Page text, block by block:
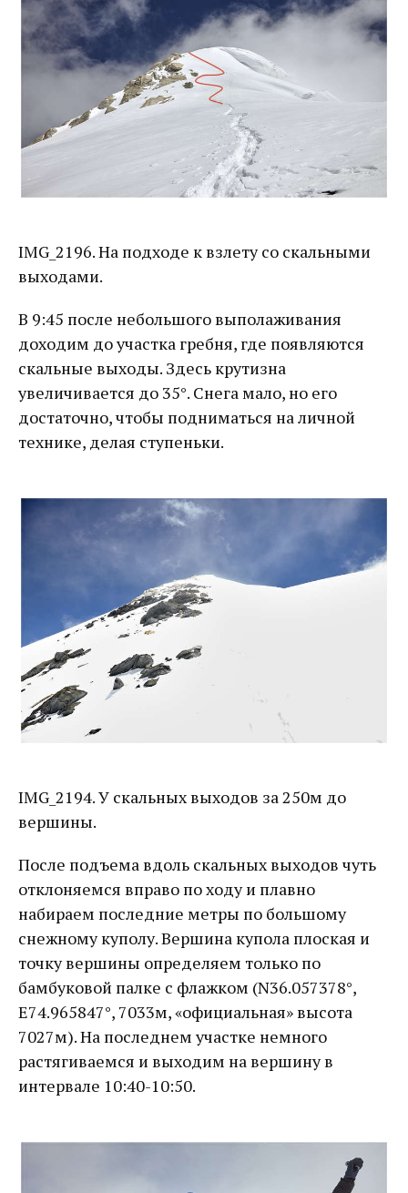
IMG_2196. На подходе к взлету со скальными
выходами.
В 9:45 после небольшого выполаживания
доходим до участка гребня, где появляются
скальные выходы. Здесь крутизна
увеличивается до 35°. Снега мало, но его
достаточно, чтобы подниматься на личной
технике, делая ступеньки.
IMG_2194. У скальных выходов за 250м до
вершины.
После подъема вдоль скальных выходов чуть
отклоняемся вправо по ходу и плавно
набираем последние метры по большому
снежному куполу. Вершина купола плоская и
точку вершины определяем только по
бамбуковой палке с флажком (N36.057378°,
E74.965847°, 7033м, «официальная» высота
7027м). На последнем участке немного
растягиваемся и выходим на вершину в
интервале 10:40-10:50.